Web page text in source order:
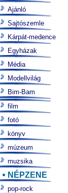
Ajánló
Sajtószemle
Kárpát-medence
Egyházak
Média
Modellvilág
Bim-Bam
film
fotó
könyv
múzeum
muzsika
NÉPZENE
pop-rock